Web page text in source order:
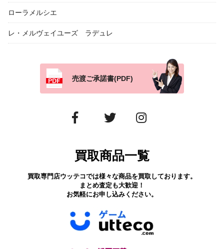
ローラメルシエ
レ・メルヴェイユーズ ラデュレ
売渡ご承諾書(PDF)
買取商品一覧
買取専門店ウッテコでは様々な商品を買取しております。
まとめ査定も大歓迎！
お気軽にお申し込みください。